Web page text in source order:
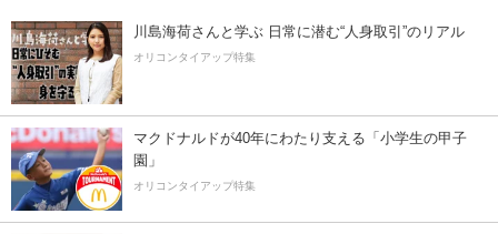
川島海荷さんと学ぶ 日常に潜む“人身取引”のリアル
オリコンタイアップ特集
マクドナルドが40年にわたり支える「小学生の甲子
園」
オリコンタイアップ特集